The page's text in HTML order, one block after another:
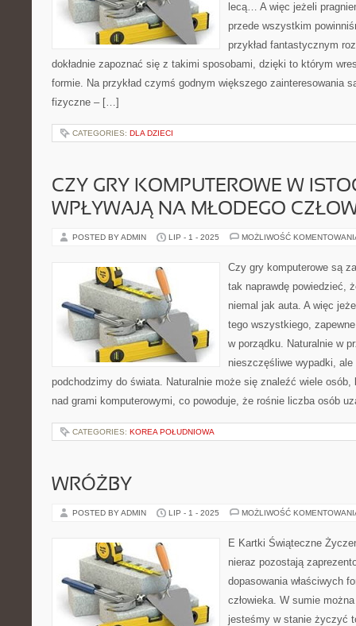
lecą… A więc jeżeli
przede wszystkim
przykład fantastycznym
dokładnie zapoznać się z takimi sposobami, dzięki to którym
formie. Na przykład czymś godnym większego zainteresowania
fizyczne – […]
CATEGORIES: DLA DZIECI
CZY GRY KOMPUTEROWE W
WPŁYWAJĄ NA MŁODEGO
POSTED BY ADMIN LIP - 1 - 2025 MOŻLIWOŚĆ
Czy gry komputerowe są
tak naprawdę powiedzieć,
niemal jak auta. A więc
tego wszystkiego,
w porządku. Naturalnie w
nieszczęśliwe wypadki,
podchodzimy do świata. Naturalnie może się znaleźć wiele osób,
nad grami komputerowymi, co powoduje, że rośnie liczba osób
CATEGORIES: KOREA POŁUDNIOWA
WRÓŻBY
POSTED BY ADMIN LIP - 1 - 2025 MOŻLIWOŚĆ
E Kartki Świąteczne
nieraz pozostają
dopasowania właściwych
człowieka. W sumie
jesteśmy w stanie życzyć